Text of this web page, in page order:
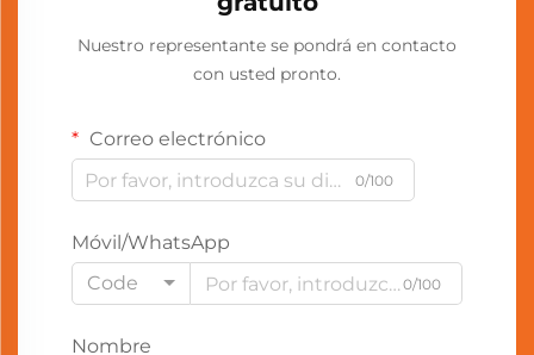
Nuestro representante se pondrá en contacto
con usted pronto.
Correo electrónico
0/100
Móvil/WhatsApp
Code
0/100
Nombre